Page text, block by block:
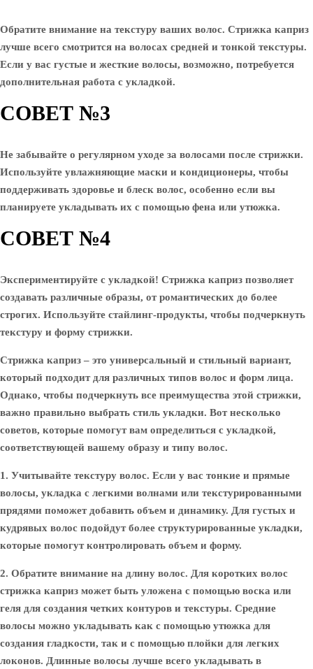
Обратите внимание на текстуру ваших волос. Стрижка каприз
лучше всего смотрится на волосах средней и тонкой текстуры.
Если у вас густые и жесткие волосы, возможно, потребуется
дополнительная работа с укладкой.
СОВЕТ №3
Не забывайте о регулярном уходе за волосами после стрижки.
Используйте увлажняющие маски и кондиционеры, чтобы
поддерживать здоровье и блеск волос, особенно если вы
планируете укладывать их с помощью фена или утюжка.
СОВЕТ №4
Экспериментируйте с укладкой! Стрижка каприз позволяет
создавать различные образы, от романтических до более
строгих. Используйте стайлинг-продукты, чтобы подчеркнуть
текстуру и форму стрижки.
Стрижка каприз – это универсальный и стильный вариант,
который подходит для различных типов волос и форм лица.
Однако, чтобы подчеркнуть все преимущества этой стрижки,
важно правильно выбрать стиль укладки. Вот несколько
советов, которые помогут вам определиться с укладкой,
соответствующей вашему образу и типу волос.
1. Учитывайте текстуру волос. Если у вас тонкие и прямые
волосы, укладка с легкими волнами или текстурированными
прядями поможет добавить объем и динамику. Для густых и
кудрявых волос подойдут более структурированные укладки,
которые помогут контролировать объем и форму.
2. Обратите внимание на длину волос. Для коротких волос
стрижка каприз может быть уложена с помощью воска или
геля для создания четких контуров и текстуры. Средние
волосы можно укладывать как с помощью утюжка для
создания гладкости, так и с помощью плойки для легких
локонов. Длинные волосы лучше всего укладывать в